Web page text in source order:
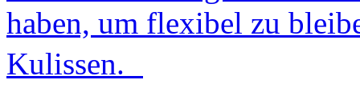
haben, um flexibel zu
Kulissen.